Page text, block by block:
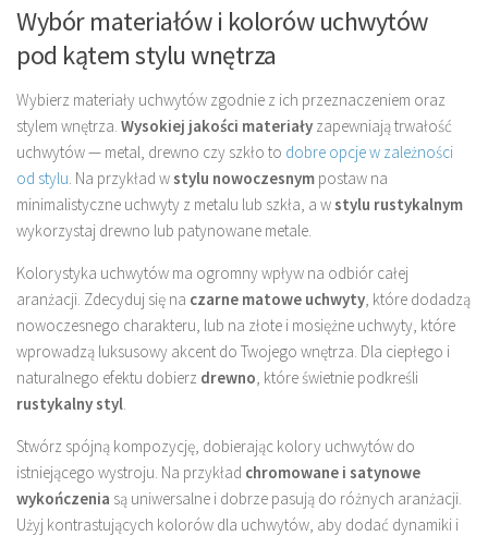
Wybór materiałów i kolorów uchwytów
pod kątem stylu wnętrza
Wybierz materiały uchwytów zgodnie z ich przeznaczeniem oraz
stylem wnętrza. Wysokiej jakości materiały zapewniają trwałość
uchwytów — metal, drewno czy szkło to dobre opcje w zależności
od stylu . Na przykład wstylu nowoczesnym postaw na
minimalistyczne uchwyty z metalu lub szkła, a wstylu rustykalnym
wykorzystaj drewno lub patynowane metale.
Kolorystyka uchwytów ma ogromny wpływ na odbiór całej
aranżacji. Zdecyduj się na czarne matowe uchwyty , które dodadzą
nowoczesnego charakteru, lub na złote i mosiężne uchwyty, które
wprowadzą luksusowy akcent do Twojego wnętrza. Dla ciepłego i
naturalnego efektu dobierz drewno , które świetnie podkreśli
rustykalny styl
Stwórz spójną kompozycję, dobierając kolory uchwytów do
istniejącego wystroju. Na przykład chromowane i satynowe
wykończenia są uniwersalne i dobrze pasują do różnych aranżacji.
Użyj kontrastujących kolorów dla uchwytów, aby dodać dynamiki i